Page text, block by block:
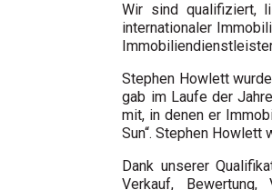
Wir sind qualifiziert,
internationaler
Stephen Howlett
gab im Laufe der
mit, in denen er
Sun“. Stephen
Dank unserer
Verkauf, Bewertung,